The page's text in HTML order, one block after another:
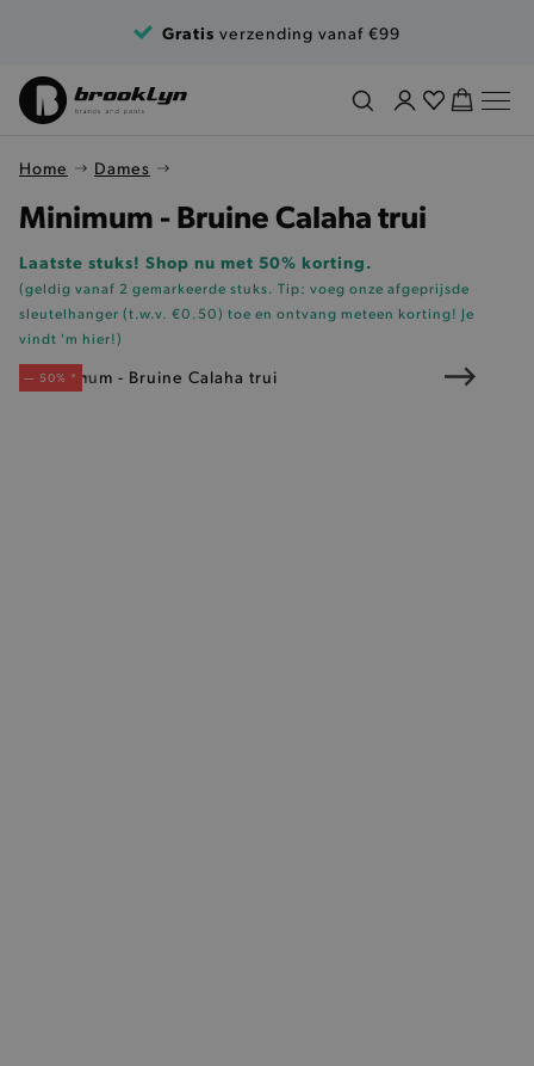
Gratis verzending vanaf €99
Home Dames
Minimum - Bruine Calaha trui
Laatste stuks! Shop nu met 50% korting.
(geldig vanaf 2 gemarkeerde stuks. Tip: voeg onze afgeprijsde
sleutelhanger (t.w.v. €0.50) toe en ontvang meteen korting! Je
vindt 'm hier!)
— 50% *